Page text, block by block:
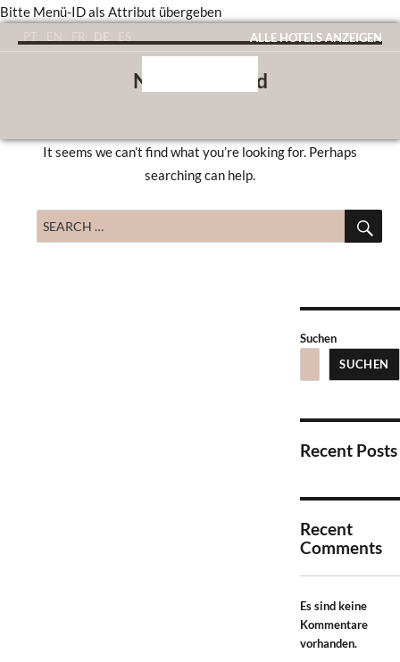
PT EN FR DE ES ALLE HOTELS ANZEIGEN
Bitte Menü-ID als Attribut übergeben
Nothing Found
It seems we can’t find what you’re looking for. Perhaps
searching can help.
Search
for:
Suchen
SUCHEN
Recent Posts
Recent
Comments
Es sind keine
Kommentare
vorhanden.